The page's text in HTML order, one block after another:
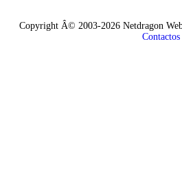
Copyright Â© 2003-2026 Netdragon
Contactos